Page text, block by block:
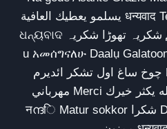
يسلمو يعطيك العافية धन्यवाद Terima kasih ಧನ್ಯವಾದಗಳು
ଧନ୍ୟବାଦ شکریہ تھوڑا شکریہ Дякую Mulțumesc Dank
u አመሰግናለሁ Daalụ
چوخ ساغ اول تشکر ائدیرم Hvala Хвала ขอบคุณ
مهرباني Merci شكرا شكرا الله يكثر خيرك Rahmat
नന്ദि Matur sokkor شكرا Dziękuję مننه Ẹ ṣé شكراً